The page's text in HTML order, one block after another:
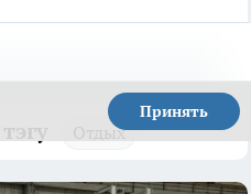
Принять
Отдых